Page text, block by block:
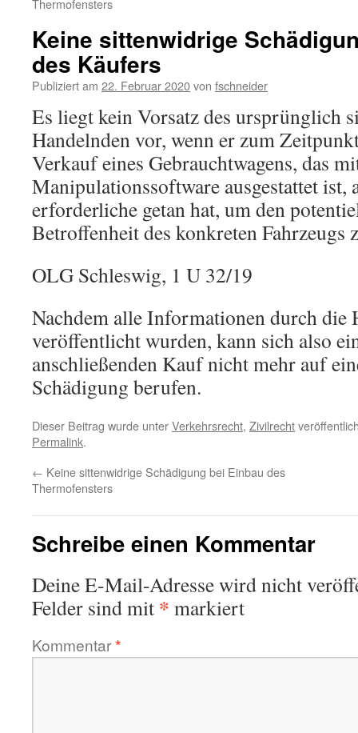
Thermofensters
Keine sittenwidrige
des Käufers
Publiziert am 22. Februar 2020von fschneider
Es liegt kein Vorsatz des ursprünglich
Handelnden vor, wenn er zum
Verkauf eines Gebrauchtwagens, das
Manipulationssoftware ausgestattet ist,
erforderliche getan hat, um den
Betroffenheit des konkreten Fahrzeugs
OLG Schleswig, 1 U 32/19
Nachdem alle Informationen durch die
veröffentlicht wurden, kann sich also
anschließenden Kauf nicht mehr auf
Schädigung berufen.
Dieser Beitrag wurde unterVerkehrsrecht, Zivilrecht
Permalink.
← Keine sittenwidrige Schädigung bei Einbau des
Thermofensters
Schreibe einen Kommentar
Deine E-Mail-Adresse wird nicht
Felder sind mit * markiert
Kommentar*